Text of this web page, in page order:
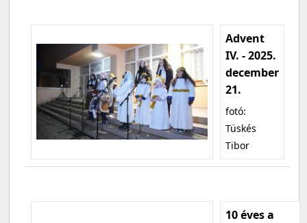
Advent
IV. - 2025.
december
21.
fotó:
Tüskés
Tibor
10 éves a